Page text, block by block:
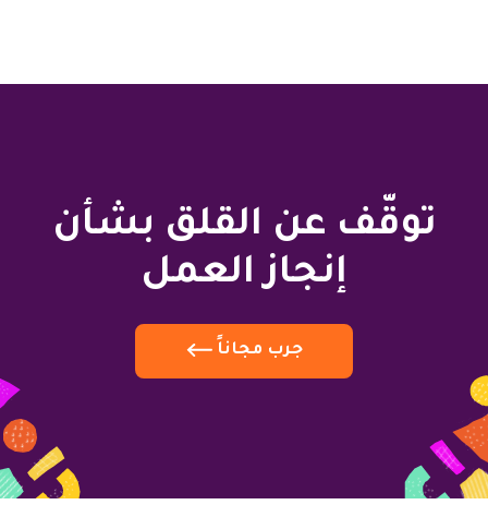
توقّف عن القلق بشأن
إنجاز العمل
جرب مجاناً